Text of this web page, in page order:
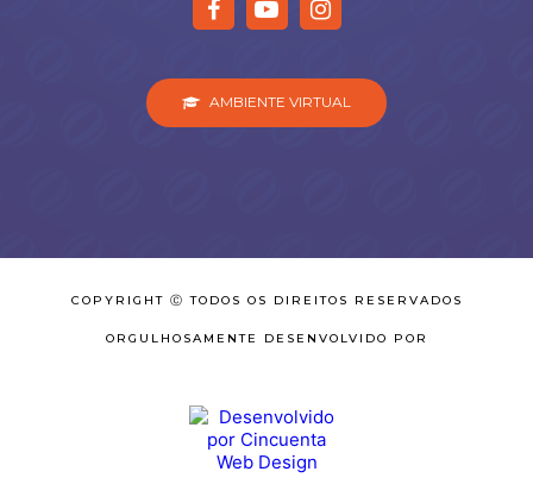
AMBIENTE VIRTUAL
COPYRIGHT Ⓒ TODOS OS DIREITOS RESERVADOS
ORGULHOSAMENTE DESENVOLVIDO POR